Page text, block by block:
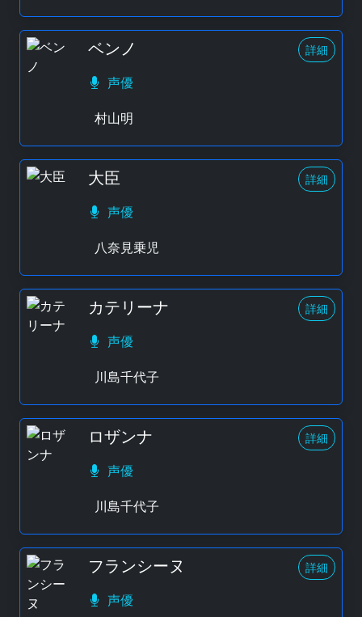
ベンノ 詳細
声優
村山明
大臣 詳細
声優
八奈見乗児
カテリーナ 詳細
声優
川島千代子
ロザンナ 詳細
声優
川島千代子
フランシーヌ 詳細
声優